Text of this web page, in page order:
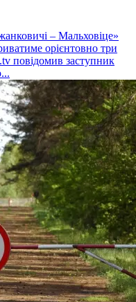
– Мальховіце»
орієнтовно три
повідомив заступник